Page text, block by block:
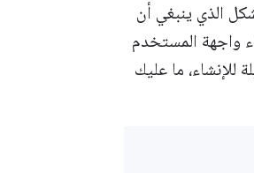
الذي ينبغي أن
واجهة المستخدم
للإنشاء، ما عليك